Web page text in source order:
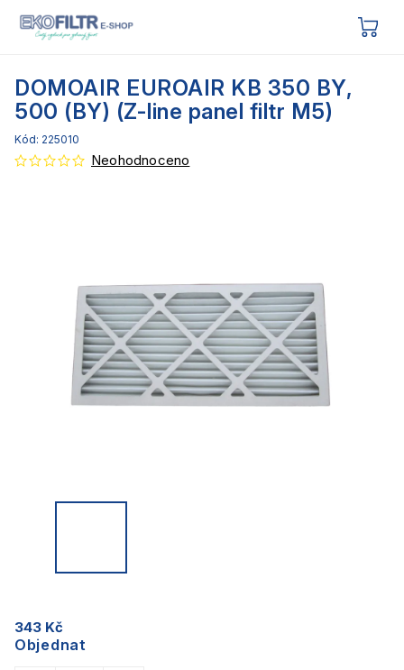
DOMOAIR EUROAIR KB 350 BY,
500 (BY) (Z-line panel filtr M5)
Kód: 225010
Neohodnoceno
343 Kč
Objednat